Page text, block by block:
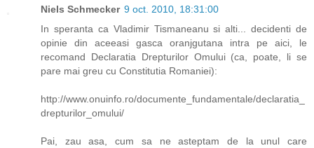
Niels Schmecker 9 oct. 2010, 18:31:00
In speranta ca Vladimir Tismaneanu si alti... decidenti de
opinie din aceeasi gasca oranjgutana intra pe aici, le
recomand Declaratia Drepturilor Omului (ca, poate, li se
pare mai greu cu Constitutia Romaniei):
http://www.onuinfo.ro/documente_fundamentale/declaratia_
drepturilor_omului/
Pai, zau asa, cum sa ne asteptam de la unul care